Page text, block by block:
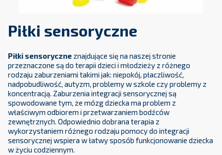
Piłki sensoryczne
Piłki sensoryczne znajdujące się na naszej stronie
przeznaczone są do terapii dzieci i młodzieży z różnego
rodzaju zaburzeniami takimi jak: niepokój, płaczliwość,
nadpobudliwość, autyzm, problemy w szkole czy problemy z
koncentracją. Zaburzenia integracji sensorycznej są
spowodowane tym, że mózg dziecka ma problem z
właściwym odbiorem i przetwarzaniem bodźców
zewnętrznych. Odpowiednio dobrana terapia z
wykorzystaniem różnego rodzaju pomocy do integracji
sensorycznej wspiera w łatwy sposób funkcjonowanie dziecka
w życiu codziennym.